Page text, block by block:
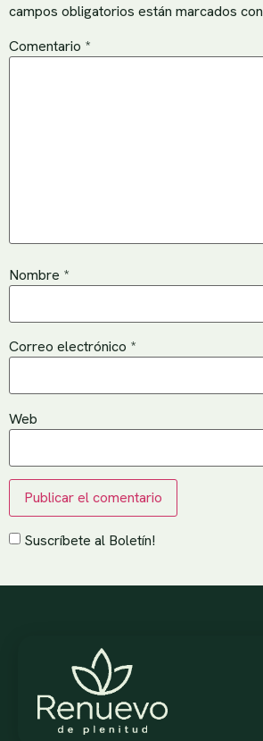
campos obligatorios están marcados con
Comentario *
Nombre *
Correo electrónico *
Web
Suscríbete al Boletín!